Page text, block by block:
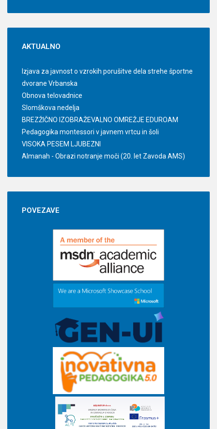
AKTUALNO
Izjava za javnost o vzrokih porušitve dela strehe športne
dvorane Vrbanska
Obnova telovadnice
Slomškova nedelja
BREZŽIČNO IZOBRAŽEVALNO OMREŽJE EDUROAM
Pedagogika montessori v javnem vrtcu in šoli
VISOKA PESEM LJUBEZNI
Almanah - Obrazi notranje moči (20. let Zavoda AMS)
POVEZAVE